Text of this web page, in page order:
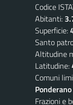
Codice
Abitanti:
Superficie:
Santo
Altitudine
Latitudine:
Comuni
Ponderano
Frazioni e